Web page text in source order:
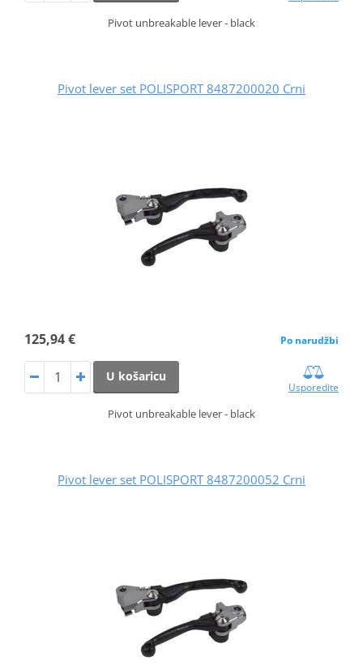
Pivot unbreakable lever - black
Pivot lever set POLISPORT 8487200020 Crni
125,94 € Po narudžbi
U košaricu
Usporedite
Pivot unbreakable lever - black
Pivot lever set POLISPORT 8487200052 Crni